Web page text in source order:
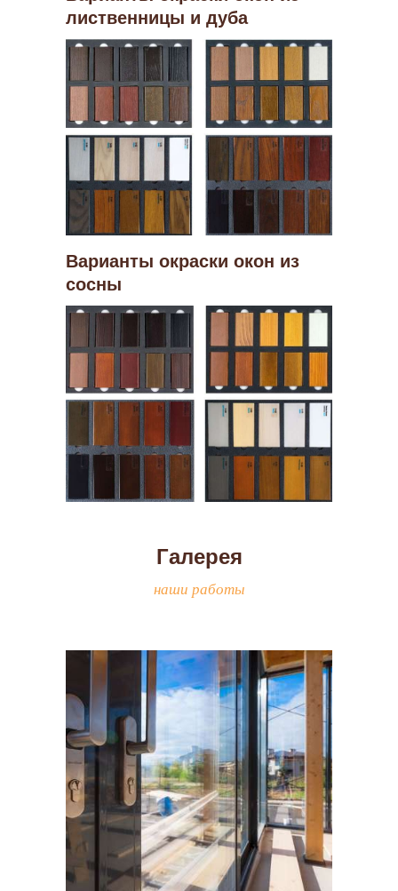
лиственницы и дуба
Варианты окраски окон из
сосны
Галерея
наши работы
Алюминиевые окна